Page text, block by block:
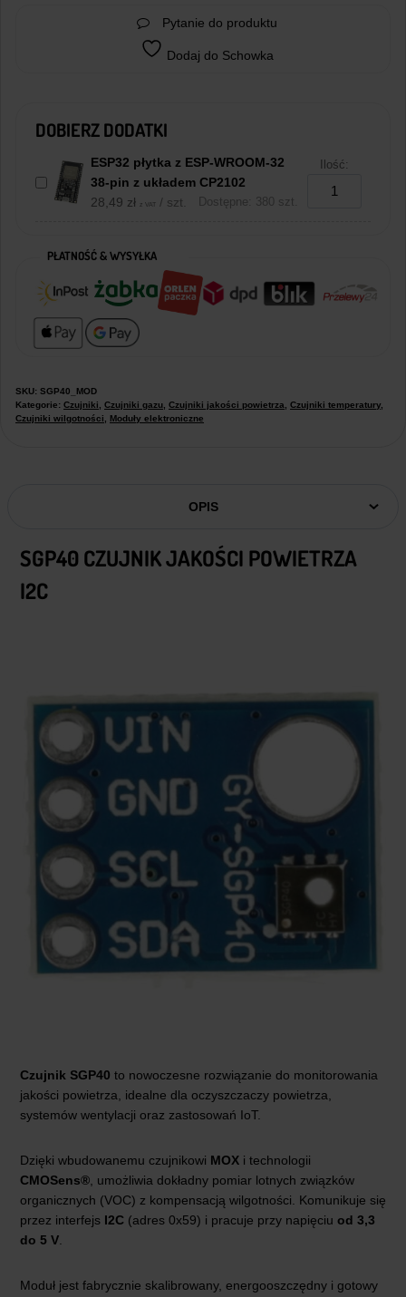
Pytanie do produktu
Dodaj do Schowka
DOBIERZ DODATKI
ESP32 płytka z ESP-WROOM-32
38-pin z układem CP2102
28,49 zł z VAT / szt. Dostępne: 380 szt.
Ilość:
PŁATNOŚĆ & WYSYŁKA
SKU: SGP40_MOD
Kategorie: Czujniki Czujniki gazu Czujniki jakości powietrza Czujniki temperatury
Czujniki wilgotności
Moduły elektroniczne
OPIS
SGP40 CZUJNIK JAKOŚCI POWIETRZA
I2C
Czujnik SGP40 to nowoczesne rozwiązanie do monitorowania
jakości powietrza, idealne dla oczyszczaczy powietrza,
systemów wentylacji oraz zastosowań IoT.
Dzięki wbudowanemu czujnikowi MOX i technologii
CMOSens® , umożliwia dokładny pomiar lotnych związków
organicznych (VOC) z kompensacją wilgotności. Komunikuje się
przez interfejs I2C (adres 0x59) i pracuje przy napięciu od 3,3
do 5 V
Moduł jest fabrycznie skalibrowany, energooszczędny i gotowy